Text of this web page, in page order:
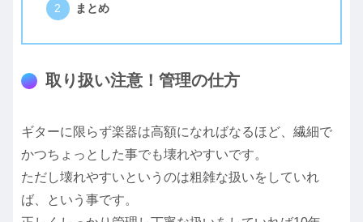
まとめ
取り扱い注意！管理の仕方
ギターに限らず楽器は高額になればなるほど、繊細で
かつちょっとした事でも壊れやすいです。
ただし壊れやすいというのは粗雑な扱いをしていれ
ば、という事です。